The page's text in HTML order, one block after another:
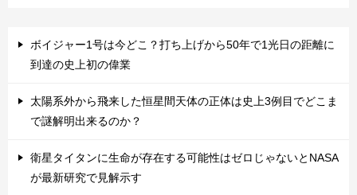
ボイジャー1号は今どこ？打ち上げから50年で1光日の距離に
到達の史上初の偉業
太陽系外から飛来した恒星間天体の正体は史上3例目でどこま
で謎解明出来るのか？
衛星タイタンに生命が存在する可能性はゼロじゃないとNASA
が最新研究で見解示す